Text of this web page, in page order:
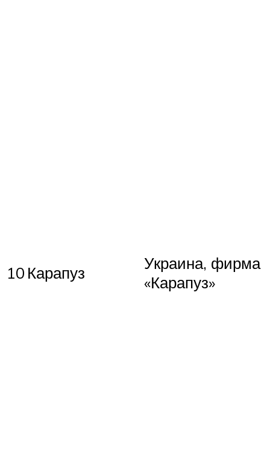
10 Карапуз
Украина, фирма
«Карапуз»